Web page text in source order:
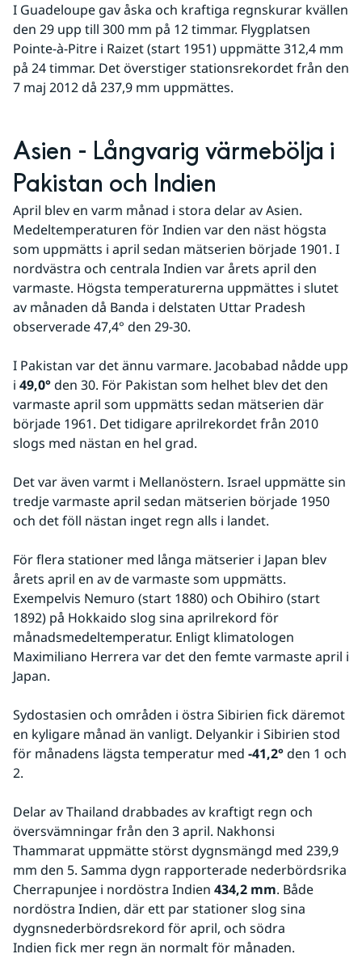
I Guadeloupe gav åska och kraftiga regnskurar kvällen
den 29 upp till 300 mm på 12 timmar. Flygplatsen
Pointe-à-Pitre i Raizet (start 1951) uppmätte 312,4 mm
på 24 timmar. Det överstiger stationsrekordet från den
7 maj 2012 då 237,9 mm uppmättes.
Asien - Långvarig värmebölja i
Pakistan och Indien
April blev en varm månad i stora delar av Asien.
Medeltemperaturen för Indien var den näst högsta
som uppmätts i april sedan mätserien började 1901. I
nordvästra och centrala Indien var årets april den
varmaste. Högsta temperaturerna uppmättes i slutet
av månaden då Banda i delstaten Uttar Pradesh
observerade 47,4° den 29-30.
I Pakistan var det ännu varmare. Jacobabad nådde upp
i 49,0° den 30. För Pakistan som helhet blev det den
varmaste april som uppmätts sedan mätserien där
började 1961. Det tidigare aprilrekordet från 2010
slogs med nästan en hel grad.
Det var även varmt i Mellanöstern. Israel uppmätte sin
tredje varmaste april sedan mätserien började 1950
och det föll nästan inget regn alls i landet.
För flera stationer med långa mätserier i Japan blev
årets april en av de varmaste som uppmätts.
Exempelvis Nemuro (start 1880) och Obihiro (start
1892) på Hokkaido slog sina aprilrekord för
månadsmedeltemperatur. Enligt klimatologen
Maximiliano Herrera var det den femte varmaste april i
Japan.
Sydostasien och områden i östra Sibirien fick däremot
en kyligare månad än vanligt. Delyankir i Sibirien stod
för månadens lägsta temperatur med -41,2° den 1 och
2.
Delar av Thailand drabbades av kraftigt regn och
översvämningar från den 3 april. Nakhonsi
Thammarat uppmätte störst dygnsmängd med 239,9
mm den 5. Samma dygn rapporterade nederbördsrika
Cherrapunjee i nordöstra Indien 434,2 mm. Både
nordöstra Indien, där ett par stationer slog sina
dygnsnederbördsrekord för april, och södra
Indien fick mer regn än normalt för månaden.